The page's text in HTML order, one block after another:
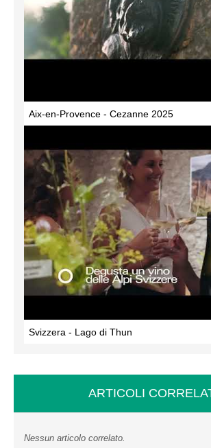
Aix-en-Provence - Cezanne 2025
Svizzera - Lago di Thun
ARTICOLI
Nessun articolo correlato.